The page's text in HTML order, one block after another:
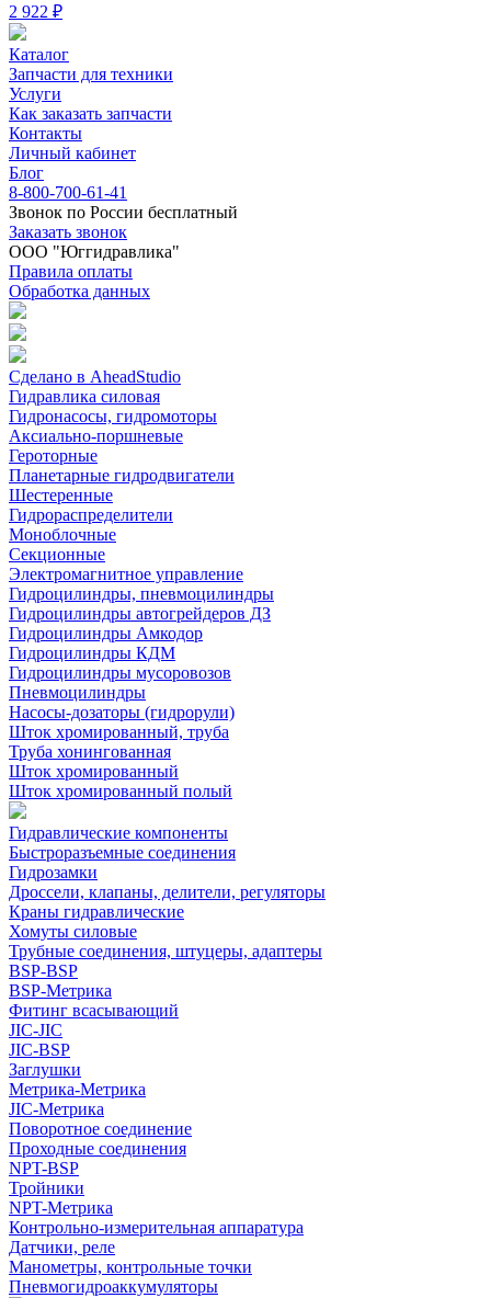
2 922 ₽
Каталог
Запчасти для техники
Услуги
Как заказать запчасти
Контакты
Личный кабинет
Блог
8-800-700-61-41
Звонок по России бесплатный
Заказать звонок
ООО "Юггидравлика"
Правила оплаты
Обработка данных
Сделано в AheadStudio
Гидравлика силовая
Гидронасосы, гидромоторы
Аксиально-поршневые
Героторные
Планетарные гидродвигатели
Шестеренные
Гидрораспределители
Моноблочные
Секционные
Электромагнитное управление
Гидроцилиндры, пневмоцилиндры
Гидроцилиндры автогрейдеров ДЗ
Гидроцилиндры Амкодор
Гидроцилиндры КДМ
Гидроцилиндры мусоровозов
Пневмоцилиндры
Насосы-дозаторы (гидрорули)
Шток хромированный, труба
Труба хонингованная
Шток хромированный
Шток хромированный полый
Гидравлические компоненты
Быстроразъемные соединения
Гидрозамки
Дроссели, клапаны, делители, регуляторы
Краны гидравлические
Хомуты силовые
Трубные соединения, штуцеры, адаптеры
BSP-BSP
BSP-Метрика
Фитинг всасывающий
JIC-JIC
JIC-BSP
Заглушки
Метрика-Метрика
JIC-Метрика
Поворотное соединение
Проходные соединения
NPT-BSP
Тройники
NPT-Метрика
Контрольно-измерительная аппаратура
Датчики, реле
Манометры, контрольные точки
Пневмогидроаккумуляторы